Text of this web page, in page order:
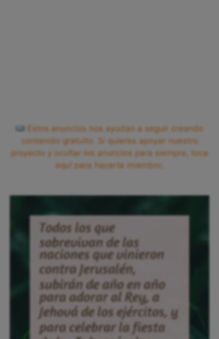
Estos anuncios nos ayudan a seguir creando
contenido gratuito. Si quieres apoyar nuestro
proyecto y ocultar los anuncios para siempre, toca
aquí para hacerte miembro.